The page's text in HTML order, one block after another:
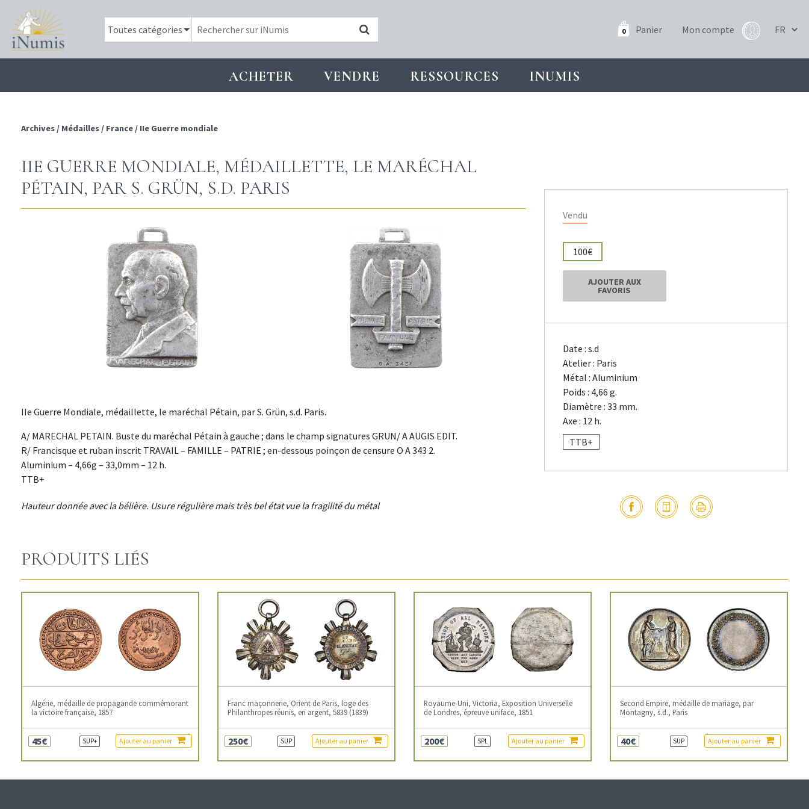
0 Panier Mon compte
ACHETER VENDRE RESSOURCES INUMIS
Archives / Médailles / France / IIe Guerre mondiale
IIE GUERRE MONDIALE, MÉDAILLETTE, LE MARÉCHAL
PÉTAIN, PAR S. GRÜN, S.D. PARIS
IIe Guerre Mondiale, médaillette, le maréchal Pétain, par S. Grün, s.d. Paris.
A/ MARECHAL PETAIN. Buste du maréchal Pétain à gauche ; dans le champ signatures GRUN/ A AUGIS EDIT.
R/ Francisque et ruban inscrit TRAVAIL – FAMILLE – PATRIE ; en-dessous poinçon de censure O A 343 2.
Aluminium – 4,66g – 33,0mm – 12 h.
TTB+
Hauteur donnée avec la bélière. Usure régulière mais très bel état vue la fragilité du métal
Vendu
100€
AJOUTER AUX
FAVORIS
Date : s.d
Atelier : Paris
Métal : Aluminium
Poids : 4,66 g.
Diamètre : 33 mm.
Axe : 12 h.
TTB+
PRODUITS LIÉS
Algérie, médaille de propagande commémorant
la victoire française, 1857
45€ SUP+ Ajouter au panier
Franc maçonnerie, Orient de Paris, loge des
Philanthropes réunis, en argent, 5839 (1839)
250€ SUP Ajouter au panier
Royaume-Uni, Victoria, Exposition Universelle
de Londres, épreuve uniface, 1851
200€ SPL Ajouter au panier
Second Empire, médaille de mariage, par
Montagny, s.d., Paris
40€ SUP Ajouter au panier